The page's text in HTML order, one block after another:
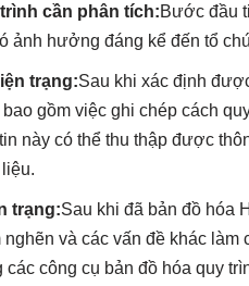
cần phân tích:Bước đầu
ảnh hưởng đáng kể đến tổ
trạng:Sau khi xác định
gồm việc ghi chép cách
này có thể thu thập được
trạng:Sau khi đã bản đồ hóa
nghẽn và các vấn đề khác
các công cụ bản đồ hóa quy